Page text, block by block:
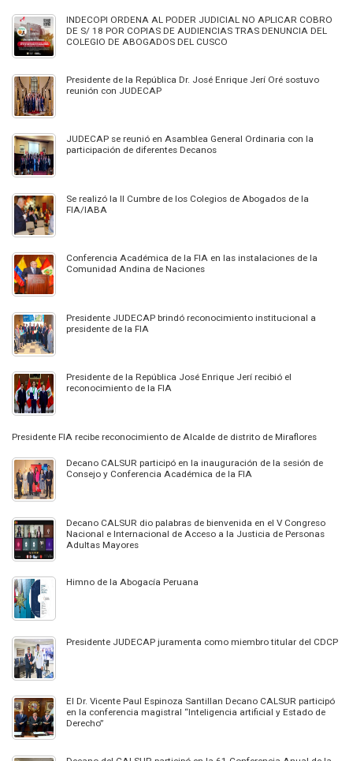
INDECOPI ORDENA AL PODER JUDICIAL NO APLICAR COBRO
DE S/ 18 POR COPIAS DE AUDIENCIAS TRAS DENUNCIA DEL
COLEGIO DE ABOGADOS DEL CUSCO
Presidente de la República Dr. José Enrique Jerí Oré sostuvo
reunión con JUDECAP
JUDECAP se reunió en Asamblea General Ordinaria con la
participación de diferentes Decanos
Se realizó la II Cumbre de los Colegios de Abogados de la
FIA/IABA
Conferencia Académica de la FIA en las instalaciones de la
Comunidad Andina de Naciones
Presidente JUDECAP brindó reconocimiento institucional a
presidente de la FIA
Presidente de la República José Enrique Jerí recibió el
reconocimiento de la FIA
Presidente FIA recibe reconocimiento de Alcalde de distrito de Miraflores
Decano CALSUR participó en la inauguración de la sesión de
Consejo y Conferencia Académica de la FIA
Decano CALSUR dio palabras de bienvenida en el V Congreso
Nacional e Internacional de Acceso a la Justicia de Personas
Adultas Mayores
Himno de la Abogacía Peruana
Presidente JUDECAP juramenta como miembro titular del CDCP
El Dr. Vicente Paul Espinoza Santillan Decano CALSUR participó
en la conferencia magistral “Inteligencia artificial y Estado de
Derecho”